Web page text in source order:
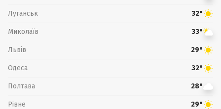
Луганськ 32°
Миколаїв 33°
Львів 29°
Одеса 32°
Полтава 28°
Рівне 29°